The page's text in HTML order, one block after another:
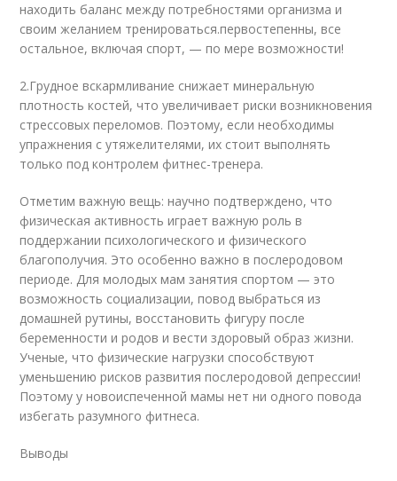
находить баланс между потребностями организма и
своим желанием тренироваться.первостепенны, все
остальное, включая спорт, — по мере возможности!
2.Грудное вскармливание снижает минеральную
плотность костей, что увеличивает риски возникновения
стрессовых переломов. Поэтому, если необходимы
упражнения с утяжелителями, их стоит выполнять
только под контролем фитнес-тренера.
Отметим важную вещь: научно подтверждено, что
физическая активность играет важную роль в
поддержании психологического и физического
благополучия. Это особенно важно в послеродовом
периоде. Для молодых мам занятия спортом — это
возможность социализации, повод выбраться из
домашней рутины, восстановить фигуру после
беременности и родов и вести здоровый образ жизни.
Ученые, что физические нагрузки способствуют
уменьшению рисков развития послеродовой депрессии!
Поэтому у новоиспеченной мамы нет ни одного повода
избегать разумного фитнеса.
Выводы